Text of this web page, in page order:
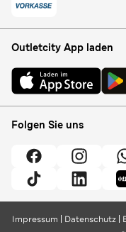
Outletcity App laden
Folgen Sie uns
Impressum Datenschutz